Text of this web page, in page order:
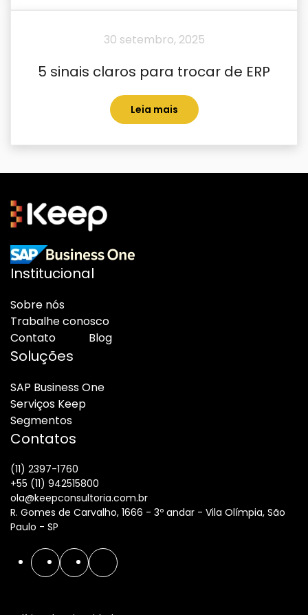
30 setembro, 2025
5 sinais claros para trocar de ERP
Leia mais
Institucional
Sobre nós
Trabalhe conosco
Contato
Blog
Soluções
SAP Business One
Serviços Keep
Segmentos
Contatos
(11) 2397-1760
+55 (11) 942515800
ola@keepconsultoria.com.br
R. Gomes de Carvalho, 1666 - 3º andar - Vila Olímpia, São
Paulo - SP